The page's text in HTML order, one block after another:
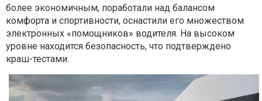
более экономичным, поработали над балансом
комфорта и спортивности, оснастили его множеством
электронных «помощников» водителя. На высоком
уровне находится безопасность, что подтверждено
краш-тестами.